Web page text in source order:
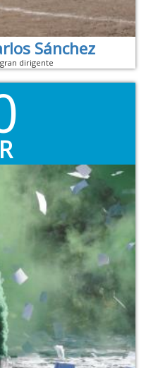
Sánchez
dirigente